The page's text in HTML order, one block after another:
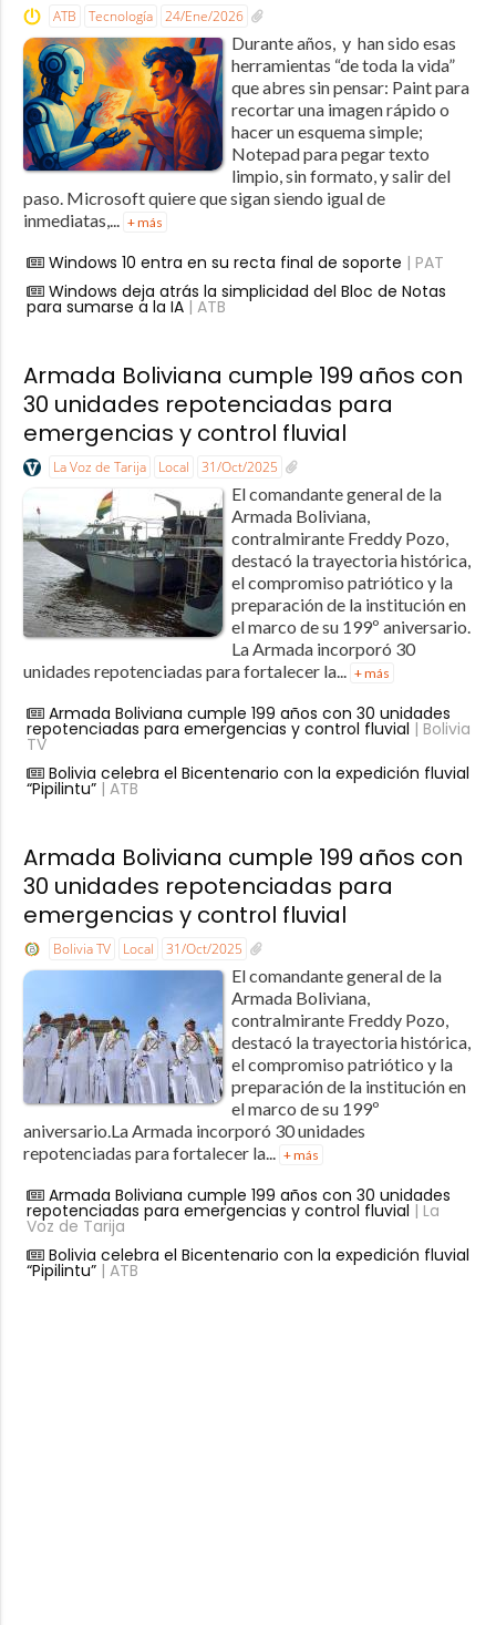
ATB Tecnología 24/Ene/2026
Durante años, y han sido esas
herramientas “de toda la vida”
que abres sin pensar: Paint para
recortar una imagen rápido o
hacer un esquema simple;
Notepad para pegar texto
limpio, sin formato, y salir del
paso. Microsoft quiere que sigan siendo igual de
inmediatas,... + más
Windows 10 entra en su recta final de soporte | PAT
Windows deja atrás la simplicidad del Bloc de Notas
para sumarse a la IA| ATB
Armada Boliviana cumple 199 años con
30 unidades repotenciadas para
emergencias y control fluvial
La Voz de Tarija Local 31/Oct/2025
El comandante general de la
Armada Boliviana,
contralmirante Freddy Pozo,
destacó la trayectoria histórica,
el compromiso patriótico y la
preparación de la institución en
el marco de su 199º aniversario.
La Armada incorporó 30
unidades repotenciadas para fortalecer la... + más
Armada Boliviana cumple 199 años con 30 unidades
repotenciadas para emergencias y control fluvial | Bolivia
TV
Bolivia celebra el Bicentenario con la expedición fluvial
“Pipilintu”| ATB
Armada Boliviana cumple 199 años con
30 unidades repotenciadas para
emergencias y control fluvial
Bolivia TV Local 31/Oct/2025
El comandante general de la
Armada Boliviana,
contralmirante Freddy Pozo,
destacó la trayectoria histórica,
el compromiso patriótico y la
preparación de la institución en
el marco de su 199º
aniversario.La Armada incorporó 30 unidades
repotenciadas para fortalecer la... + más
Armada Boliviana cumple 199 años con 30 unidades
repotenciadas para emergencias y control fluvial | La
Voz de Tarija
Bolivia celebra el Bicentenario con la expedición fluvial
“Pipilintu”| ATB